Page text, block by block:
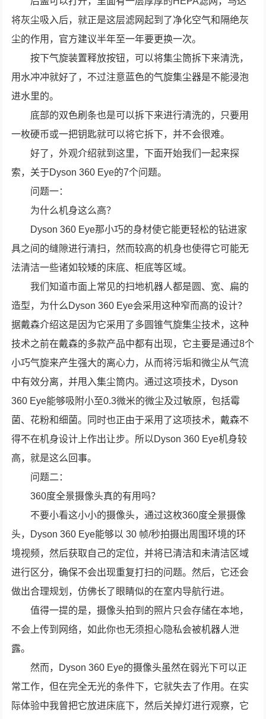
将灰尘吸入后，就正是这层滤网起到了净化空气和隔绝灰
尘的作用，官方建议半年至一年要更换一次。
按下气旋装置释放按钮，可以将集尘筒拆下来清洗，
用水冲冲就好了，不过注意蓝色的气旋集尘器是不能浸泡
进水里的。
底部的双色刷条也是可以拆下来进行清洗的，只要用
一枚硬币或一把钥匙就可以将它拆下，并不会很难。
好了，外观介绍就到这里，下面开始我们一起来探
索，关于Dyson 360 Eye的7个问题。
问题一：
为什么机身这么高？
Dyson 360 Eye那小巧的身材使它能更轻松的钻进家
具之间的缝隙进行清扫，然而较高的机身也使得它可能无
法清洁一些诸如较矮的床底、柜底等区域。
我们知道市面上常见的扫地机器人都是圆、宽、扁的
造型，为什么Dyson 360 Eye会采用这种窄而高的设计？
据戴森介绍这是因为它采用了多圆锥气旋集尘技术，这种
技术之前在戴森的多款产品中都有出现，它主要是通过8个
小巧气旋来产生强大的离心力，从而将污垢和微尘从气流
中有效分离，并甩入集尘筒内。通过这项技术，Dyson
360 Eye能够吸附小至0.3微米的微尘及过敏原，包括霉
菌、花粉和细菌。同时也正由于采用了这项技术，戴森不
得不在机身设计上作出让步。所以Dyson 360 Eye机身较
高，就是这么回事。
问题二：
360度全景摄像头真的有用吗？
不要小看这小小的摄像头，通过这枚360度全景摄像
头，Dyson 360 Eye能够以 30 帧/秒拍摄出周围环境的环
境视频，然后获取自己的定位，并将已清洁和未清洁区域
进行区分，确保不会出现重复打扫的问题。然后，它还会
做出合理规划，仿佛长了眼睛似的在室内导航行进。
值得一提的是，摄像头拍到的照片只会存储在本地，
不会上传到网络，如此你也无须担心隐私会被机器人泄
露。
然而，Dyson 360 Eye的摄像头虽然在弱光下可以正
常工作，但在完全无光的条件下，它就失去了作用。在实
际体验中我曾把它放进床底下，然后关掉灯进行观察，它